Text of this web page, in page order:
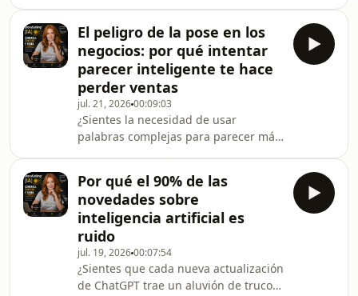
antes? Al igual que el éxito tras enviar
más de 230.000 correos no es
cuestión de suerte sino de constancia
y repetición, dominar la tecnología no
depende de acumular plataformas,
prompts o vídeos. El verdadero
problema de los profesionales hoy no
es la falta de apli
El peligro de la pose en los
negocios: por qué intentar
parecer inteligente te hace
perder ventas
jul. 21, 202600:09:03
¿Sientes la necesidad de usar
palabras complejas para parecer más
pedestal intentando sonar
importantes, y luego se preguntan
por qué nadie conecta ni compra sus
servicios. Descubre por qué la
verdadera conexión no nace de la
pose intelectual, sino de encontrar
esa verdad humana compartida que
Por qué el 90% de las
novedades sobre
inteligencia artificial es
ruido
jul. 19, 202600:07:54
¿Sientes que cada nueva actualización
de ChatGPT trae un aluvión de trucos